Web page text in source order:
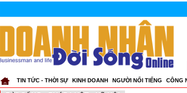
TIN TỨC - THỜI SỰ KINH DOANH NGƯỜI NỔI TIẾNG CÔNG